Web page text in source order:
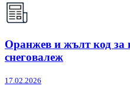
Оранжев и жълт код за
снеговалеж
17.02.2026